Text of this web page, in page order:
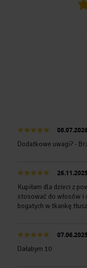
Dodatkowe uwagi? -
26.11.2025
Kupiłam dla dzieci z
stosować do włosów i
bogatych w tkankę
07.06.2025
Dałabym 10